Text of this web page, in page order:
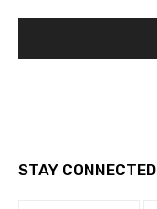
STAY CONNECTED